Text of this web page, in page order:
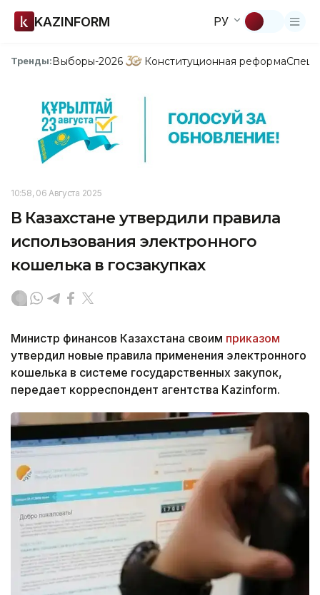
KAZINFORM РУ
Тренды:Выборы-2026 Конституционная реформа
10:58, 06 Августа 2025
В Казахстане утвердили правила
использования электронного
кошелька в госзакупках
Министр финансов Казахстана своим приказом
утвердил новые правила применения электронного
кошелька в системе государственных закупок,
передает корреспондент агентства Kazinform.